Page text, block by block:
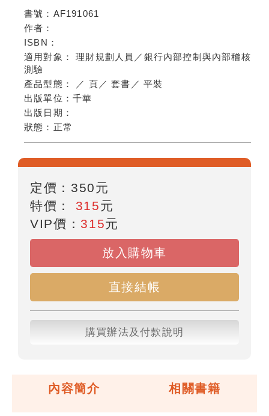
書號： AF191061
作者：
ISBN：
適用對象：理財規劃人員／銀行內部控制與內部稽核
測驗
產品型態：
／ 頁 ／套書 ／平裝
出版單位： 千華
出版日期：
狀態： 正常
定價： 350元
特價： 315元
VIP價： 315元
放入購物車
直接結帳
購買辦法及付款說明
內容簡介 相關書籍